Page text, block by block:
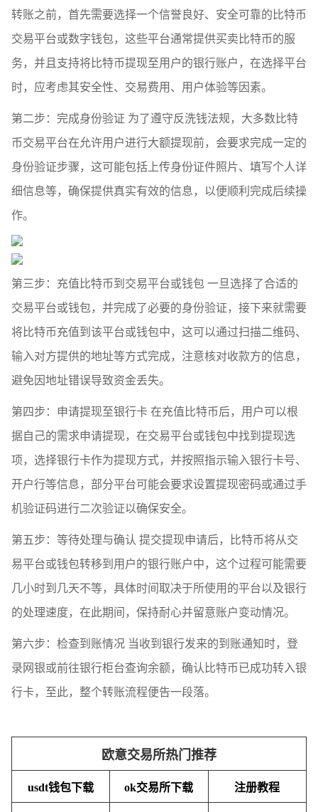
转账之前，首先需要选择一个信誉良好、安全可靠的比特币
交易平台或数字钱包，这些平台通常提供买卖比特币的服
务，并且支持将比特币提现至用户的银行账户，在选择平台
时，应考虑其安全性、交易费用、用户体验等因素。
第二步：完成身份验证 为了遵守反洗钱法规，大多数比特
币交易平台在允许用户进行大额提现前，会要求完成一定的
身份验证步骤，这可能包括上传身份证件照片、填写个人详
细信息等，确保提供真实有效的信息，以便顺利完成后续操
作。
第三步：充值比特币到交易平台或钱包 一旦选择了合适的
交易平台或钱包，并完成了必要的身份验证，接下来就需要
将比特币充值到该平台或钱包中，这可以通过扫描二维码、
输入对方提供的地址等方式完成，注意核对收款方的信息，
避免因地址错误导致资金丢失。
第四步：申请提现至银行卡 在充值比特币后，用户可以根
据自己的需求申请提现，在交易平台或钱包中找到提现选
项，选择银行卡作为提现方式，并按照指示输入银行卡号、
开户行等信息，部分平台可能会要求设置提现密码或通过手
机验证码进行二次验证以确保安全。
第五步：等待处理与确认 提交提现申请后，比特币将从交
易平台或钱包转移到用户的银行账户中，这个过程可能需要
几小时到几天不等，具体时间取决于所使用的平台以及银行
的处理速度，在此期间，保持耐心并留意账户变动情况。
第六步：检查到账情况 当收到银行发来的到账通知时，登
录网银或前往银行柜台查询余额，确认比特币已成功转入银
行卡，至此，整个转账流程便告一段落。
欧意交易所热门推荐
usdt钱包下载 ok交易所下载 注册教程